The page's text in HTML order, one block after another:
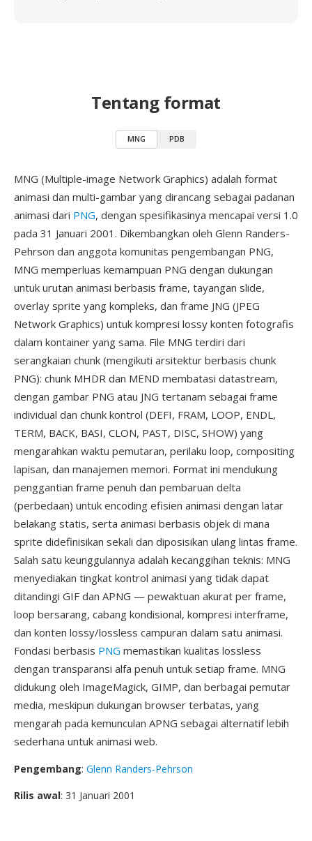
Tentang format
MNG PDB
MNG (Multiple-image Network Graphics) adalah format
animasi dan multi-gambar yang dirancang sebagai padanan
animasi dari PNG, dengan spesifikasinya mencapai versi 1.0
pada 31 Januari 2001. Dikembangkan oleh Glenn Randers-
Pehrson dan anggota komunitas pengembangan PNG,
MNG memperluas kemampuan PNG dengan dukungan
untuk urutan animasi berbasis frame, tayangan slide,
overlay sprite yang kompleks, dan frame JNG (JPEG
Network Graphics) untuk kompresi lossy konten fotografis
dalam kontainer yang sama. File MNG terdiri dari
serangkaian chunk (mengikuti arsitektur berbasis chunk
PNG): chunk MHDR dan MEND membatasi datastream,
dengan gambar PNG atau JNG tertanam sebagai frame
individual dan chunk kontrol (DEFI, FRAM, LOOP, ENDL,
TERM, BACK, BASI, CLON, PAST, DISC, SHOW) yang
mengarahkan waktu pemutaran, perilaku loop, compositing
lapisan, dan manajemen memori. Format ini mendukung
penggantian frame penuh dan pembaruan delta
(perbedaan) untuk encoding efisien animasi dengan latar
belakang statis, serta animasi berbasis objek di mana
sprite didefinisikan sekali dan diposisikan ulang lintas frame.
Salah satu keunggulannya adalah kecanggihan teknis: MNG
menyediakan tingkat kontrol animasi yang tidak dapat
ditandingi GIF dan APNG — pewaktuan akurat per frame,
loop bersarang, cabang kondisional, kompresi interframe,
dan konten lossy/lossless campuran dalam satu animasi.
Fondasi berbasis PNG memastikan kualitas lossless
dengan transparansi alfa penuh untuk setiap frame. MNG
didukung oleh ImageMagick, GIMP, dan berbagai pemutar
media, meskipun dukungan browser terbatas, yang
mengarah pada kemunculan APNG sebagai alternatif lebih
sederhana untuk animasi web.
Pengembang: Glenn Randers-Pehrson
Rilis awal: 31 Januari 2001